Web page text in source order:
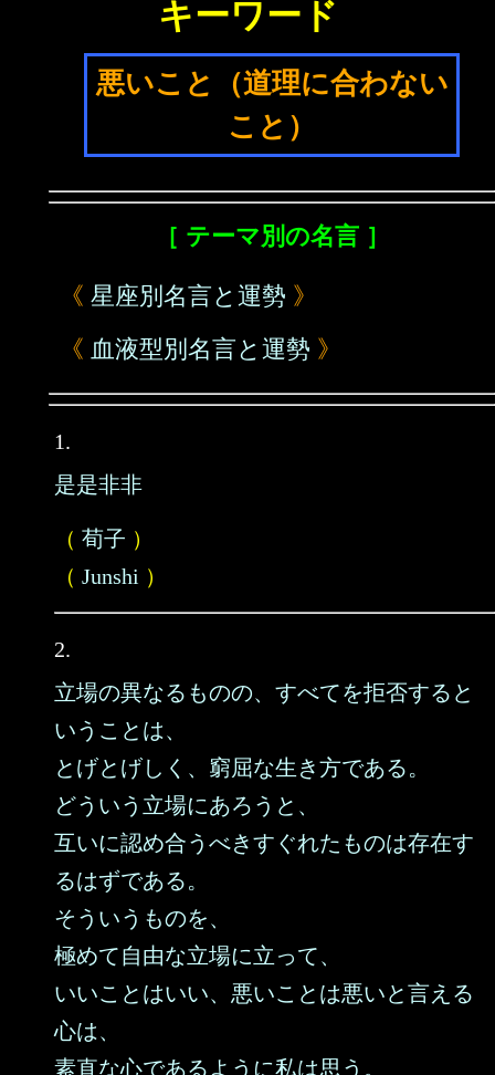
キーワード
悪いこと（道理に合わない
こと）
［ テーマ別の名言 ］
《 星座別名言と運勢 》
《 血液型別名言と運勢 》
1.
是是非非
（ 荀子 ）
（ Junshi ）
2.
立場の異なるものの、すべてを拒否すると
いうことは、
とげとげしく、窮屈な生き方である。
どういう立場にあろうと、
互いに認め合うべきすぐれたものは存在す
るはずである。
そういうものを、
極めて自由な立場に立って、
いいことはいい、悪いことは悪いと言える
心は、
素直な心であるように私は思う。